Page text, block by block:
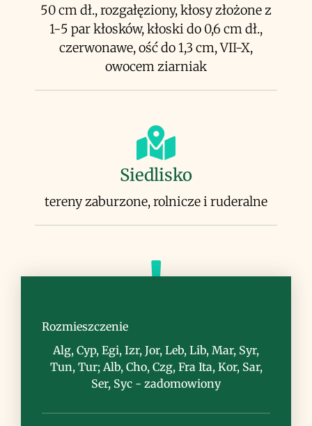
50 cm dł., rozgałęziony, kłosy złożone z
1-5 par kłosków, kłoski do 0,6 cm dł.,
czerwonawe, ość do 1,3 cm, VII-X,
owocem ziarniak
Siedlisko
tereny zaburzone, rolnicze i ruderalne
sadzone jako roślina paszowa i
przeciwerozyjna sorgo alepskie stało się
uciążliwym, inwazyjnym gatunkiem
rozprzestrzenionym obecnie na całym
świecie w obszarach o odpowiednim
Rozmieszczenie
Alg, Cyp, Egi, Izr, Jor, Leb, Lib, Mar, Syr,
Tun, Tur; Alb, Cho, Czg, Fra Ita, Kor, Sar,
Ser, Syc - zadomowiony